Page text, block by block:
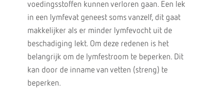
voedingsstoffen kunnen verloren gaan. Een lek
in een lymfevat geneest soms vanzelf, dit gaat
makkelijker als er minder lymfevocht uit de
beschadiging lekt. Om deze redenen is het
belangrijk om de lymfestroom te beperken. Dit
kan door de inname van vetten (streng) te
beperken.